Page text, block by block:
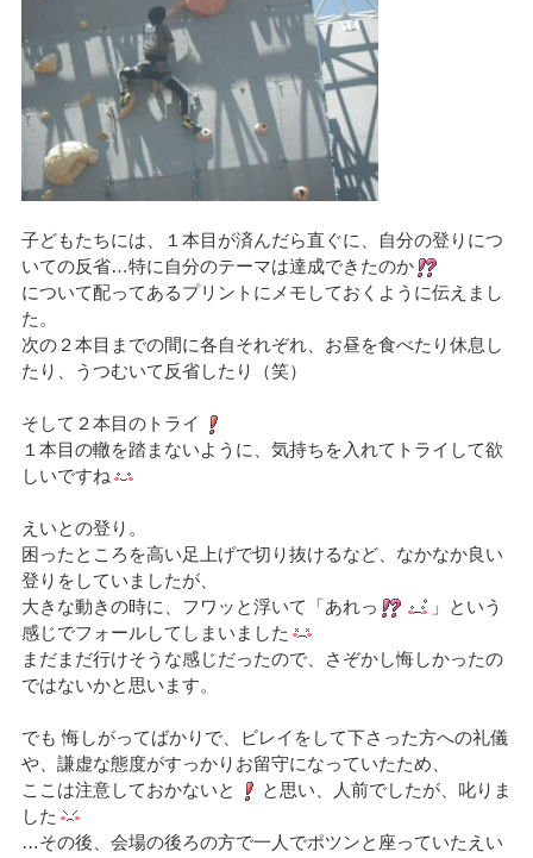
子どもたちには、１本目が済んだら直ぐに、自分の登りにつ
いての反省…特に自分のテーマは達成できたのか
について配ってあるプリントにメモしておくように伝えまし
た。
次の２本目までの間に各自それぞれ、お昼を食べたり休息し
たり、うつむいて反省したり（笑）
そして２本目のトライ
１本目の轍を踏まないように、気持ちを入れてトライして欲
しいですね
えいとの登り。
困ったところを高い足上げで切り抜けるなど、なかなか良い
登りをしていましたが、
大きな動きの時に、フワッと浮いて「あれっ
」という
感じでフォールしてしまいました
まだまだ行けそうな感じだったので、さぞかし悔しかったの
ではないかと思います。
でも 悔しがってばかりで、ビレイをして下さった方への礼儀
や、謙虚な態度がすっかりお留守になっていたため、
ここは注意しておかないと
と思い、人前でしたが、叱りま
した
…その後、会場の後ろの方で一人でポツンと座っていたえい